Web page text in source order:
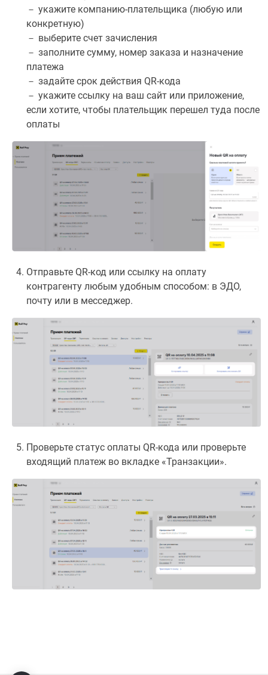
－ укажите компанию-плательщика (любую или
конкретную)
－ выберите счет зачисления
－ заполните сумму, номер заказа и назначение
платежа
－ задайте срок действия QR-кода
－ укажите ссылку на ваш сайт или приложение,
если хотите, чтобы плательщик перешел туда после
оплаты
Отправьте QR-код или ссылку на оплату
контрагенту любым удобным способом: в ЭДО,
почту или в месседжер.
Проверьте статус оплаты QR-кода или проверьте
входящий платеж во вкладке «Транзакции».